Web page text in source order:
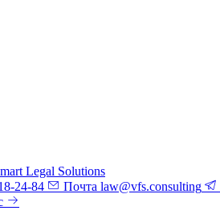
Legal Solutions
24-84 Почта law@vfs.consulting